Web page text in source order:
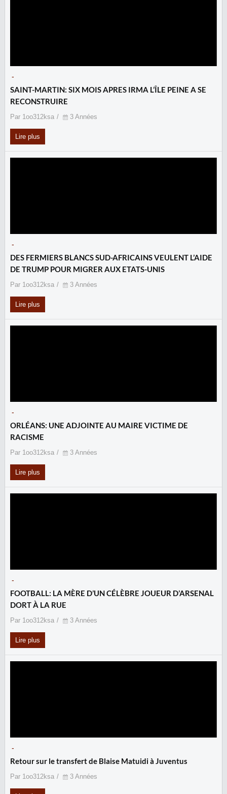
-
SAINT-MARTIN: SIX MOIS APRES IRMA L’ÎLE PEINE A SE
RECONSTRUIRE
Par 1oo312ksa 3 Années
Lire plus
-
DES FERMIERS BLANCS SUD-AFRICAINS VEULENT L’AIDE
DE TRUMP POUR MIGRER AUX ETATS-UNIS
Par 1oo312ksa 3 Années
Lire plus
-
ORLÉANS: UNE ADJOINTE AU MAIRE VICTIME DE
RACISME
Par 1oo312ksa 3 Années
Lire plus
-
FOOTBALL: LA MÈRE D’UN CÉLÈBRE JOUEUR D’ARSENAL
DORT À LA RUE
Par 1oo312ksa 3 Années
Lire plus
-
Retour sur le transfert de Blaise Matuidi à Juventus
Par 1oo312ksa 3 Années